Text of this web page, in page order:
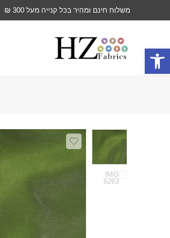
פתח סרגל נגישות
משלוח חינם ומהיר בכל קנייה מעל 300 ₪